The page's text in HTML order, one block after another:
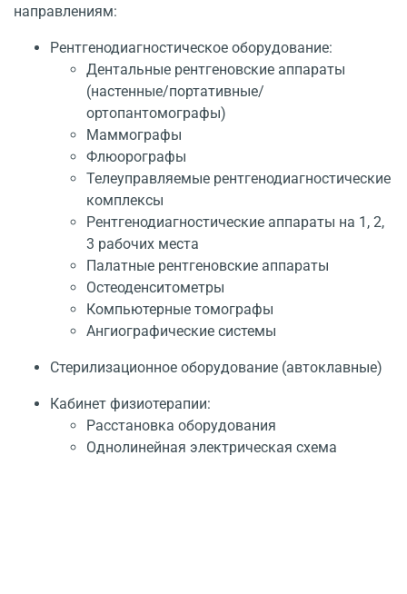
направлениям:
Рентгенодиагностическое оборудование:
Дентальные рентгеновские аппараты
(настенные/портативные/
ортопантомографы)
Маммографы
Флюорографы
Телеуправляемые рентгенодиагностические
комплексы
Рентгенодиагностические аппараты на 1, 2,
3 рабочих места
Палатные рентгеновские аппараты
Остеоденситометры
Компьютерные томографы
Ангиографические системы
Стерилизационное оборудование (автоклавные)
Кабинет физиотерапии:
Расстановка оборудования
Однолинейная электрическая схема